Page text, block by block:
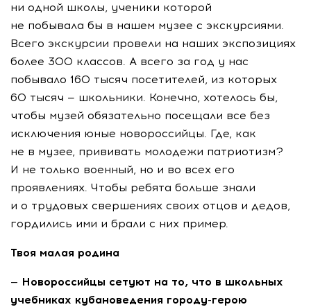
ни одной школы, ученики которой
не побывала бы в нашем музее с экскурсиями.
Всего экскурсии провели на наших экспозициях
более 300 классов. А всего за год у нас
побывало 160 тысяч посетителей, из которых
60 тысяч — школьники. Конечно, хотелось бы,
чтобы музей обязательно посещали все без
исключения юные новороссийцы. Где, как
не в музее, прививать молодежи патриотизм?
И не только военный, но и во всех его
проявлениях. Чтобы ребята больше знали
и о трудовых свершениях своих отцов и дедов,
гордились ими и брали с них пример.
Твоя малая родина
— Новороссийцы сетуют на то, что в школьных
учебниках кубановедения городу-герою